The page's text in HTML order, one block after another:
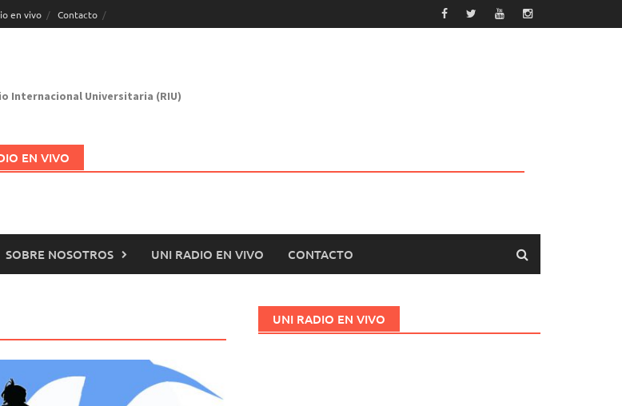
en vivo Contacto
Internacional Universitaria (RIU)
EN VIVO
SOBRE NOSOTROS UNI RADIO EN VIVO CONTACTO
UNI RADIO EN VIVO